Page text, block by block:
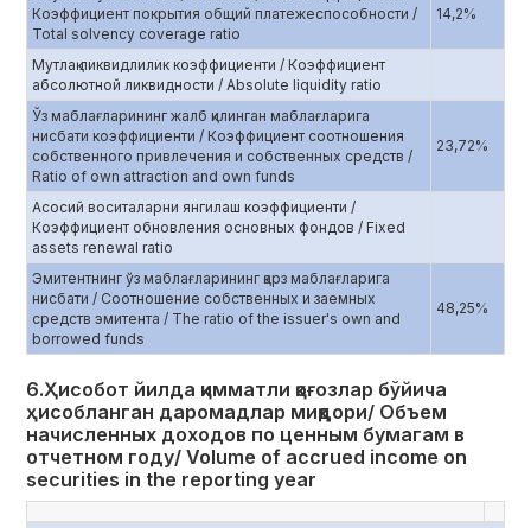
Коэффициент покрытия общий платежеспособности /
Total solvency coverage ratio
14,2%
Мутлақ ликвидлилик коэффициенти / Коэффициент
абсолютной ликвидности / Absolute liquidity ratio
Ўз маблағларининг жалб қилинган маблағларига
нисбати коэффициенти / Коэффициент соотношения
собственного привлечения и собственных средств /
Ratio of own attraction and own funds
23,72%
Асосий воситаларни янгилаш коэффициенти /
Коэффициент обновления основных фондов / Fixed
assets renewal ratio
Эмитентнинг ўз маблағларининг қарз маблағларига
нисбати / Соотношение собственных и заемных
средств эмитента / The ratio of the issuer's own and
borrowed funds
48,25%
6.Ҳисобот йилда қимматли қоғозлар бўйича
ҳисобланган даромадлар миқдори/ Объем
начисленных доходов по ценным бумагам в
отчетном году/ Volume of accrued income on
securities in the reporting year